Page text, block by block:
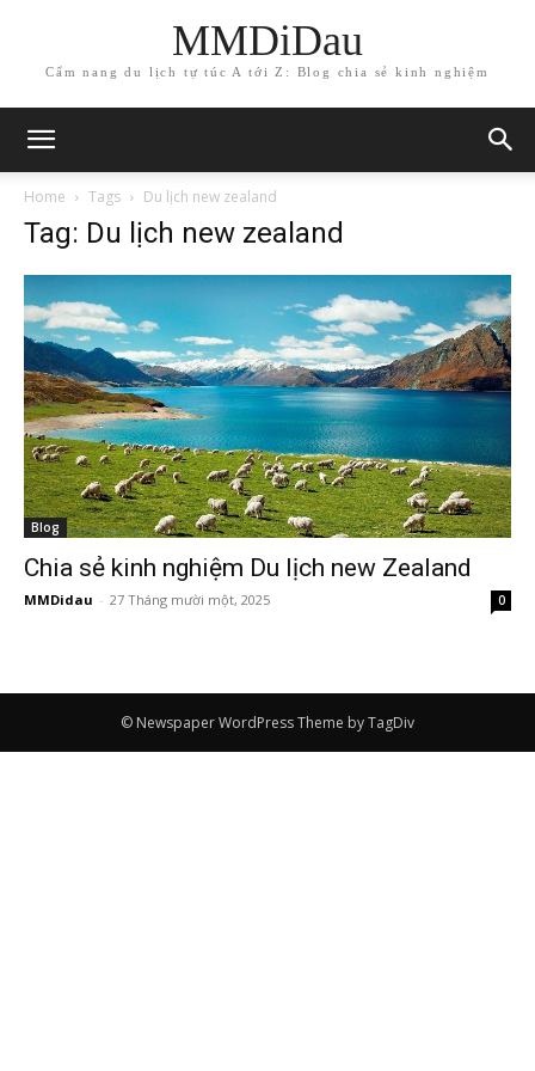
MMDiDau
Cẩm nang du lịch tự túc A tới Z: Blog chia sẻ kinh nghiệm
Home Tags Du lịch new zealand
Tag: Du lịch new zealand
Blog
Chia sẻ kinh nghiệm Du lịch new Zealand
MMDidau - 27 Tháng mười một, 2025 0
© Newspaper WordPress Theme by TagDiv